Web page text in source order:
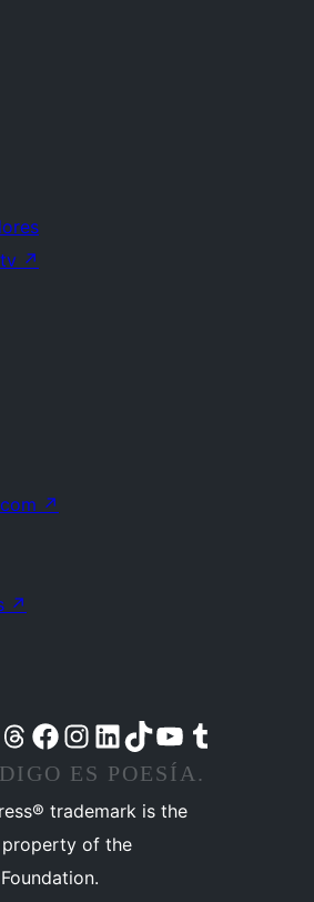
↗
↗
↗
Bluesky
cuenta de Mastodon
Visita nuestra cuenta de Threads
Visita nuestra página de Facebook
Visita nuestra cuenta de Instagram
Visita nuestra cuenta de LinkedIn
Visita nuestra cuenta de TikTok
Visita nuestro canal de YouTube
Visita nuestra cuenta de Tumblr
ES POESÍA.
trademark is the
of the